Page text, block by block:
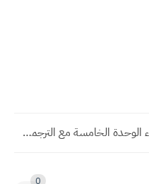
قطع وانشاء الوحدة الخامسة مع الترجمة الكاملة اللغة الانكليزية صف...
0